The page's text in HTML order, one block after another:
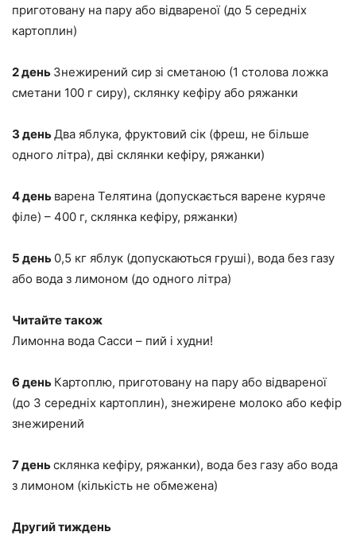
приготовану на пару або відвареної (до 5 середніх
картоплин)
2 день Знежирений сир зі сметаною (1 столова ложка
сметани 100 г сиру), склянку кефіру або ряжанки
3 деньДва яблука, фруктовий сік (фреш, не більше
одного літра), дві склянки кефіру, ряжанки)
4 день варена Телятина (допускається варене куряче
філе) – 400 г, склянка кефіру, ряжанки)
5 день 0,5 кг яблук (допускаються груші), вода без газу
або вода з лимоном (до одного літра)
Читайте також
Лимонна вода Сасси – пий і худни!
6 день Картоплю, приготовану на пару або відвареної
(до 3 середніх картоплин), знежирене молоко або кефір
знежирений
7 деньсклянка кефіру, ряжанки), вода без газу або вода
з лимоном (кількість не обмежена)
Другий тиждень